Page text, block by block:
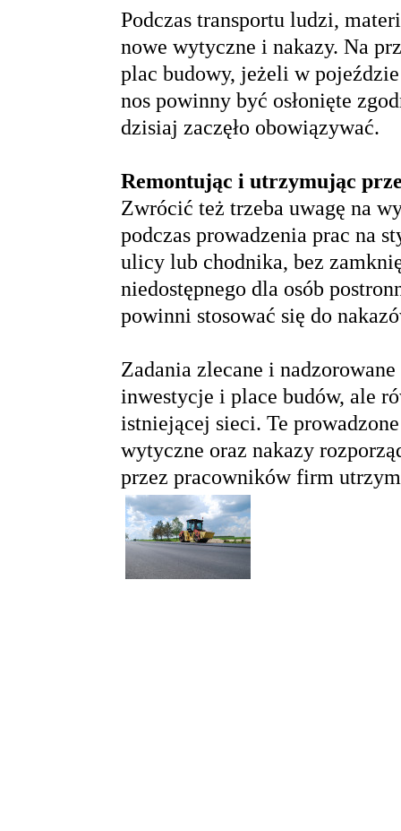
Podczas transportu ludzi,
nowe wytyczne i nakazy. Na
plac budowy, jeżeli w
nos powinny być osłonięte
dzisiaj zaczęło obowiązywać.
Remontując i utrzymując
Zwrócić też trzeba uwagę na
podczas prowadzenia prac na
ulicy lub chodnika, bez
niedostępnego dla osób
powinni stosować się do
Zadania zlecane i
inwestycje i place budów, ale
istniejącej sieci. Te
wytyczne oraz nakazy
przez pracowników firm